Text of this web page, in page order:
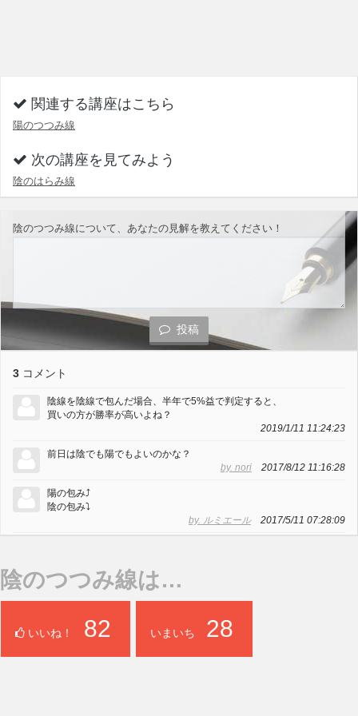
関連する講座はこちら
陽のつつみ線
次の講座を見てみよう
陰のはらみ線
陰のつつみ線について、あなたの見解を教えてください！
投稿
3 コメント
陰線を陰線で包んだ場合、半年で5%益で判定すると、
買いの方が勝率が高いよね？
2019/1/11 11:24:23
前日は陰でも陽でもよいのかな？
by. nori 2017/8/12 11:16:28
陽の包み⤴︎
陰の包み⤵︎
by. ルミエール2017/5/11 07:28:09
陰のつつみ線は…
いいね！ 82 いまいち 28